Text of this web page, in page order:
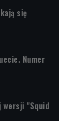
się
Numer
wersji "Squid